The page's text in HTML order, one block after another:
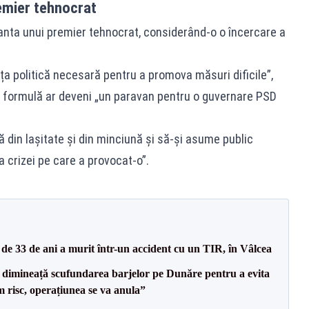
tehnocrat
unui premier tehnocrat, considerând‑o o încercare a
politică necesară pentru a promova măsuri dificile”,
ar deveni „un paravan pentru o guvernare PSD
din lașitate și din minciună și să‑și asume public
pe care a provocat‑o”.
33 de ani a murit într-un accident cu un TIR, în Vâlcea
scufundarea barjelor pe Dunăre pentru a evita
risc, operațiunea se va anula”